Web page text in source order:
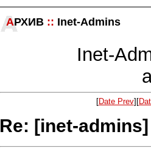
АРХИВ :: Inet-Admins
Inet-
[Date Prev][
Re: [inet-